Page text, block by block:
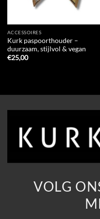
ACCESSOIRES
Kurk paspoorthouder –
duurzaam, stijlvol & vegan
€25,00
VOLG